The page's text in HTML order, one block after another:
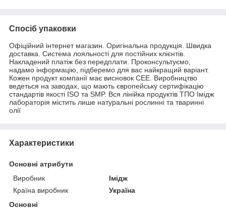
Спосіб упаковки
Офіційний інтернет магазин. Оригінальна продукція. Швидка
доставка. Система лояльності для постійних клієнтів.
Накладений платіж без передплати. Проконсультуємо,
надамо інформацію, підберемо для вас найкращий варіант.
Кожен продукт компанії має висновок СЕЕ. Виробництво
ведеться на заводах, що мають європейську сертифікацію
стандартів якості ISO та SMP. Вся лінійка продуктів ТПО Імідж
лабораторія містить лише натуральні рослинні та тваринні
олії
Характеристики
Основні атрибути
Виробник
Імідж
Країна виробник
Україна
Основні